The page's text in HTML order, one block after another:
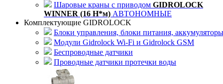
Шаровые краны с приводом GIDROLOCK
WINNER (16 Н*м) АВТОНОМНЫЕ
Комплектующие GIDROLOCK
Блоки управления, блоки питания, аккумуляторы
Модули Gidrolock Wi-Fi и Gidrolock GSM
Беспроводные датчики
Проводные датчики протечки воды